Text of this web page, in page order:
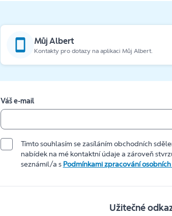
Můj Albert
Kontakty pro dotazy na aplikaci Můj Albert.
Váš e-mail
Tímto souhlasím se zasíláním obchodních
nabídek na mé kontaktní údaje a zároveň
seznámil/a s Podmínkami zpracování
Užitečné